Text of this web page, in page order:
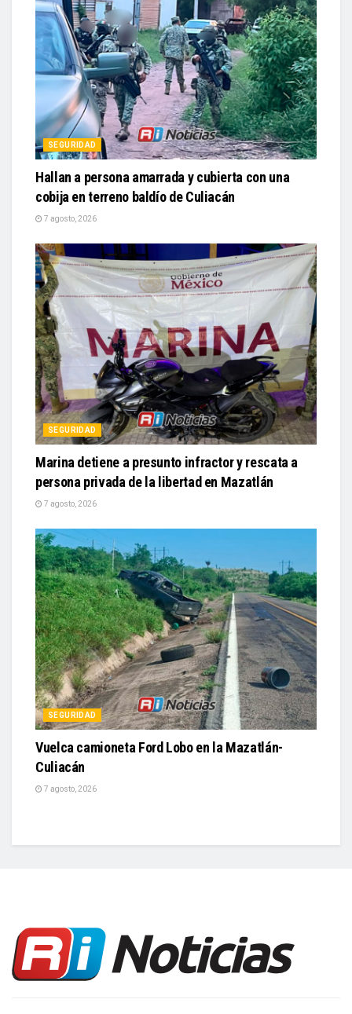
SEGURIDAD
Hallan a persona amarrada y cubierta con una
cobija en terreno baldío de Culiacán
SEGURIDAD
Marina detiene a presunto infractor y rescata a
persona privada de la libertad en Mazatlán
SEGURIDAD
Vuelca camioneta Ford Lobo en la Mazatlán-
Culiacán